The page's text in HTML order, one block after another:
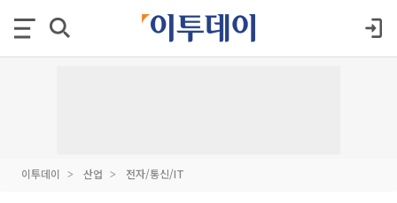
이투데이 산업 전자/통신/IT